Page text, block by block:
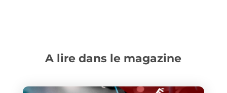
A lire dans le magazine